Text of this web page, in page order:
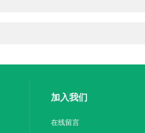
加入我们
在线留言